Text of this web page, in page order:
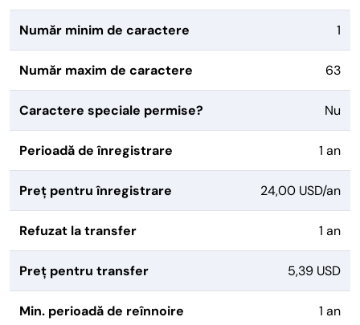
Număr minim de caractere 1
Număr maxim de caractere 63
Caractere speciale permise? Nu
Perioadă de înregistrare 1 an
Preț pentru înregistrare 24,00 USD/an
Refuzat la transfer 1 an
Preț pentru transfer 5,39 USD
Min. perioadă de reînnoire 1 an